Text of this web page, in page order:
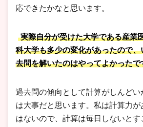
応できたかなと思います。
実際自分が受けた大学である産業
科大学も多少の変化があったので
去問を解いたのはやってよかったで
過去問の傾向として計算がしんどい
は大事だと思います。私は計算力
はないので、計算は毎日しないと